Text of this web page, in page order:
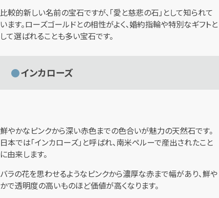
比較的新しい名前の宝石ですが、「愛と慈悲の石」として知られて
います。ローズゴールドとの相性がよく、婚約指輪や特別なギフトと
して選ばれることも多い宝石です。
インカローズ
鮮やかなピンクから深い赤色までの色合いが魅力の天然石です。
日本では「インカローズ」と呼ばれ、南米ペルーで産出されたこと
に由来します。
バラの花を思わせるようなピンクから濃厚な赤まで幅があり、鮮や
かで透明度の高いものほど価値が高くなります。